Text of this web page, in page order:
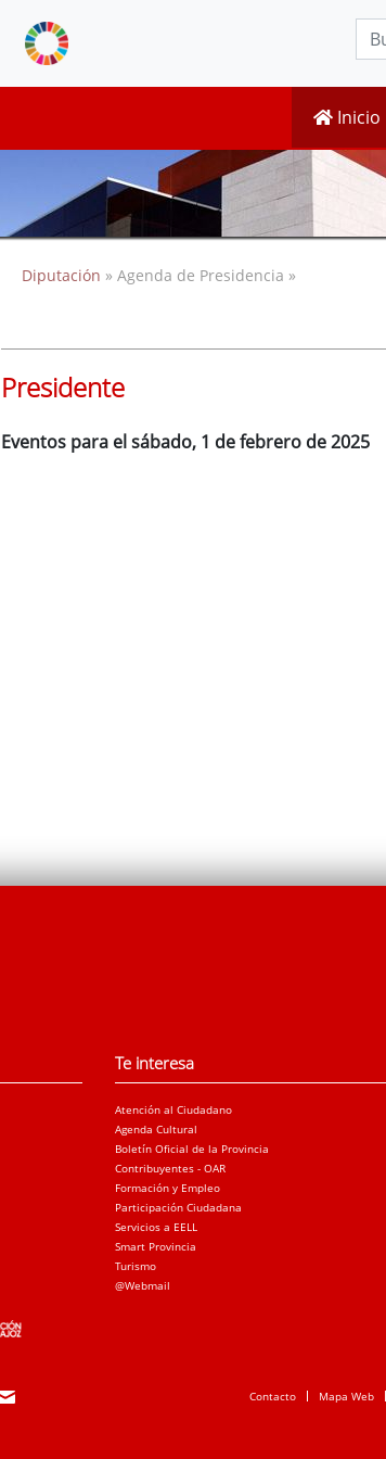
Inicio
Diputación » Agenda de Presidencia »
Presidente
Eventos para el sábado, 1 de febrero de 2025
Te interesa
Atención al Ciudadano
Agenda Cultural
Boletín Oficial de la Provincia
Contribuyentes - OAR
Formación y Empleo
Participación Ciudadana
Servicios a EELL
Smart Provincia
Turismo
@Webmail
Contacto Mapa Web